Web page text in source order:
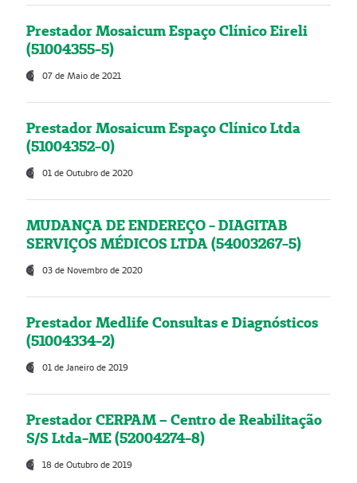
Prestador Mosaicum Espaço Clínico Eireli
(51004355-5)
07 de Maio de 2021
Prestador Mosaicum Espaço Clínico Ltda
(51004352-0)
01 de Outubro de 2020
MUDANÇA DE ENDEREÇO - DIAGITAB
SERVIÇOS MÉDICOS LTDA (54003267-5)
03 de Novembro de 2020
Prestador Medlife Consultas e Diagnósticos
(51004334-2)
01 de Janeiro de 2019
Prestador CERPAM – Centro de Reabilitação
S/S Ltda-ME (52004274-8)
18 de Outubro de 2019